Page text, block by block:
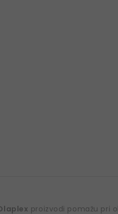
proizvodi pomažu pri